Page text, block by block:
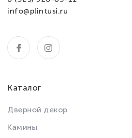
info@plintusi.ru
Каталог
Дверной декор
Камины